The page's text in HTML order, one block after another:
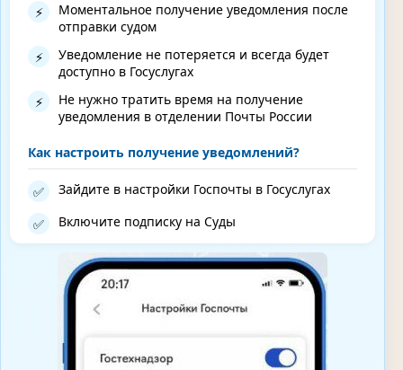
⚡
Моментальное получение уведомления после
отправки судом
⚡
Уведомление не потеряется и всегда будет
доступно в Госуслугах
⚡
Не нужно тратить время на получение
уведомления в отделении Почты России
Как настроить получение уведомлений?
✅ Зайдите в настройки Госпочты в Госуслугах
✅ Включите подписку на Суды